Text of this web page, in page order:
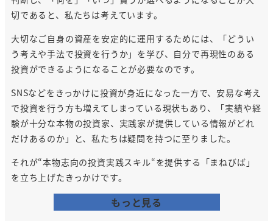
切であると、私たちは考えています。
大切なご自身の資産を安定的に運用するためには、「どうい
う考えや手法で投資を行うか」を学び、自分で再現性のある
投資ができるようになることが必要なのです。
SNSなどをきっかけに投資が身近になった一方で、安易な考え
で投資を行う方も増えてしまっている現状もあり、「実績や経
験が十分な本物の投資家、実践家が提供している情報がどれ
だけあるのか」と、私たちは疑問を持つに至りました。
それが“本物志向の投資実践スキル“を提供する「まねびば」
を立ち上げたきっかけです。
もっと見る